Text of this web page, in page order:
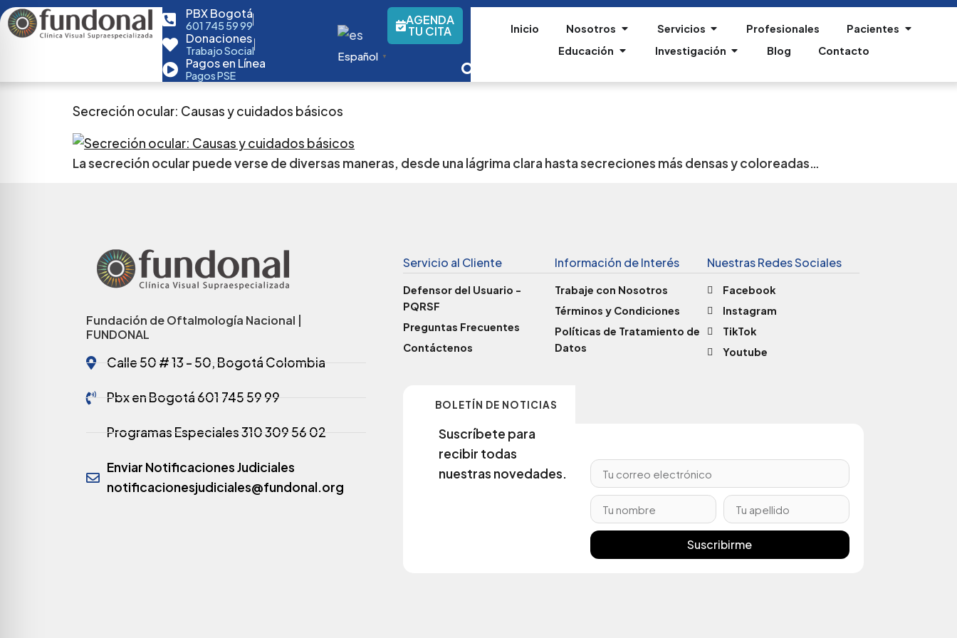
PBX Bogotá
601 745 59 99
Donaciones
Trabajo Social
Pagos en Línea
Pagos PSE
Español ▼
AGENDA
TU CITA Inicio Nosotros Servicios Profesionales
Pacientes
Educación
Investigación Blog Contacto
Secreción ocular: Causas y cuidados básicos
La secreción ocular puede verse de diversas maneras, desde una lágrima clara hasta secreciones más densas y coloreadas…
Fundación de Oftalmología Nacional |
FUNDONAL
Calle 50 # 13 - 50, Bogotá Colombia
Pbx en Bogotá 601 745 59 99
Programas Especiales 310 309 56 02
Enviar Notificaciones Judiciales
notificacionesjudiciales@fundonal.org
Servicio al Cliente
Defensor del Usuario -
PQRSF
Preguntas Frecuentes
Contáctenos
Información de Interés
Trabaje con Nosotros
Términos y Condiciones
Políticas de Tratamiento de
Datos
Nuestras Redes Sociales
Facebook
Instagram
TikTok
Youtube
BOLETÍN DE NOTICIAS
Suscríbete para
recibir todas
nuestras novedades.
Suscribirme